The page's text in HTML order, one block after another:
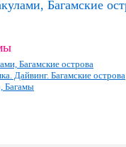
Багамские
Багамские острова
Дайвинг. Багамские острова
Багамы